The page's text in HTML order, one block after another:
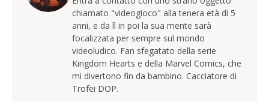
chiamato "videogioco" alla tenera età di 5
anni, e da lì in poi la sua mente sarà
focalizzata per sempre sul mondo
videoludico. Fan sfegatato della serie
Kingdom Hearts e della Marvel Comics, che
mi divertono fin da bambino. Cacciatore di
Trofei DOP.